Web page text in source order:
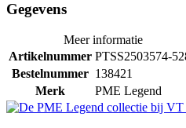
Gegevens
Meer informatie
Artikelnummer PTSS2503574-
Bestelnummer 138421
Merk
PME Legend